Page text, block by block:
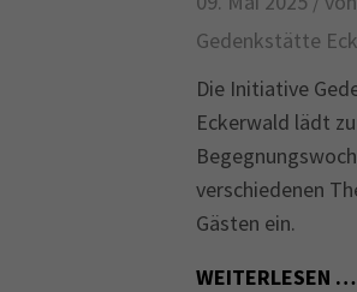
Gedenkstätte
Die Initiative
Eckerwald lädt
verschiedenen
Gästen ein.
WEITERLESEN …